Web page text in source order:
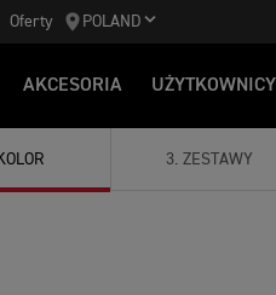
Oferty POLAND
AKCESORIA UŻYTKOWNICY
3. ZESTAWY